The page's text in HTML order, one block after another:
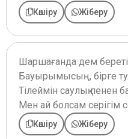
Көшіру Жіберу
Шаршағанда дем
Бауырымысың, бірге
Тілеймін саулық пенен
Мен ай болсам серігім
Көшіру Жіберу